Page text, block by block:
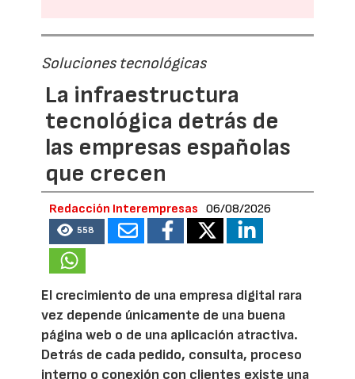
Soluciones tecnológicas
La infraestructura
tecnológica detrás de
las empresas españolas
que crecen
Redacción Interempresas 06/08/2026
558
El crecimiento de una empresa digital rara
vez depende únicamente de una buena
página web o de una aplicación atractiva.
Detrás de cada pedido, consulta, proceso
interno o conexión con clientes existe una